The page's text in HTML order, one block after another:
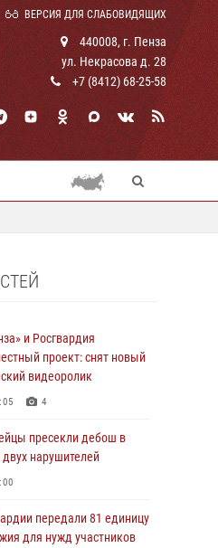
ВЕРСИЯ ДЛЯ СЛАБОВИДЯЩИХ
440008, г. Пенза
ул. Некрасова д. 28
+7 (8412) 68-25-58
и Росгвардия
проект: снят новый
видеоролик
4
пресекли дебош в
нарушителей
передали 81 единицу
для нужд участников